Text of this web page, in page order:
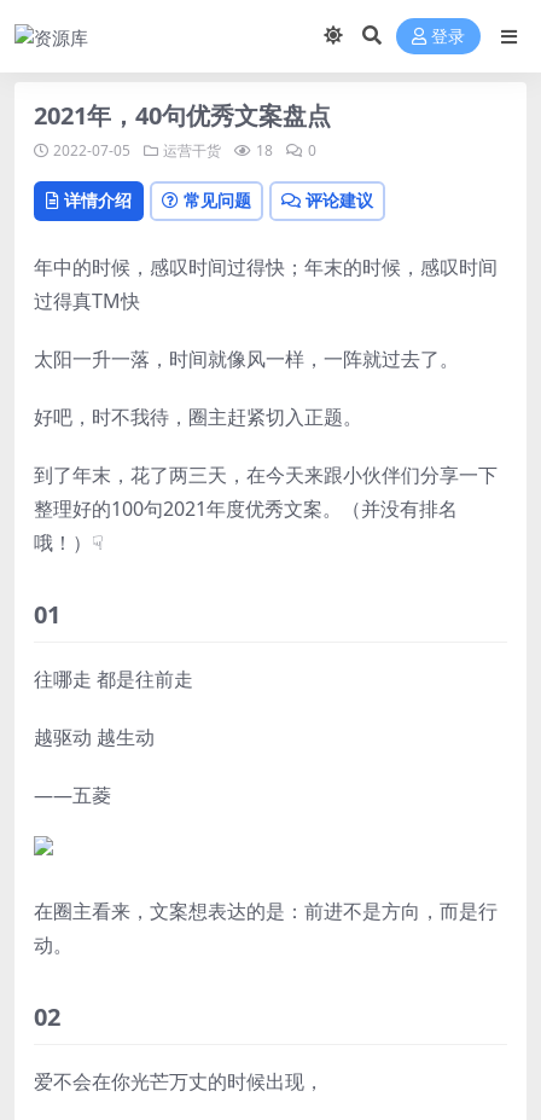
登录
2021年，40句优秀文案盘点
2022-07-05 运营干货 18 0
详情介绍 常见问题 评论建议
年中的时候，感叹时间过得快；年末的时候，感叹时间
过得真TM快
太阳一升一落，时间就像风一样，一阵就过去了。
好吧，时不我待，圈主赶紧切入正题。
到了年末，花了两三天，在今天来跟小伙伴们分享一下
整理好的100句2021年度优秀文案。（并没有排名
哦！）☟
01
往哪走 都是往前走
越驱动 越生动
——五菱
在圈主看来，文案想表达的是：前进不是方向，而是行
动。
02
爱不会在你光芒万丈的时候出现，